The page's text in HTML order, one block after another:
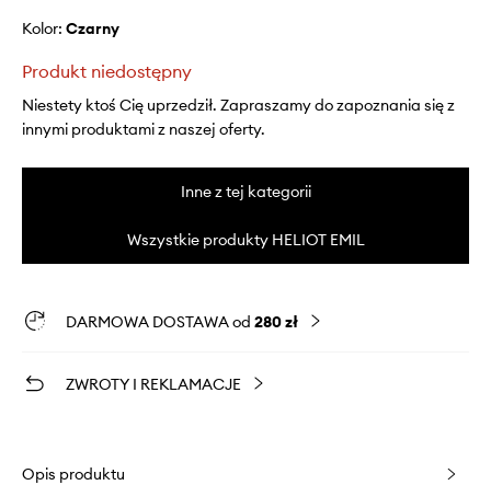
Kolor: czarny
Produkt niedostępny
Niestety ktoś Cię uprzedził. Zapraszamy do zapoznania się z
innymi produktami z naszej oferty.
Inne z tej kategorii
Wszystkie produkty HELIOT EMIL
DARMOWA DOSTAWA od 280 zł
ZWROTY I REKLAMACJE
Opis produktu